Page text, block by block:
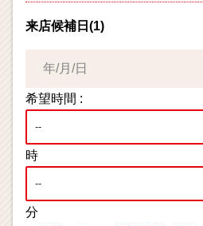
来店候補日(1)
希望時間 :
時
分